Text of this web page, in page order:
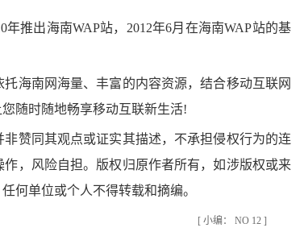
出海南WAP站，2012年6月在海南WAP站的基
南网海量、丰富的内容资源，结合移动互联网
随时随地畅享移动互联新生活!
赞同其观点或证实其描述，不承担侵权行为的连
，风险自担。版权归原作者所有，如涉版权或来
何单位或个人不得转载和摘编。
[ 小编： NO 12 ]